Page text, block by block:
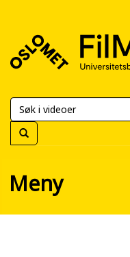
FilMet
Meny